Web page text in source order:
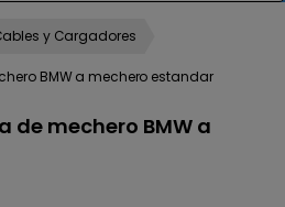
y Cargadores
BMW a mechero estandar
mechero BMW a